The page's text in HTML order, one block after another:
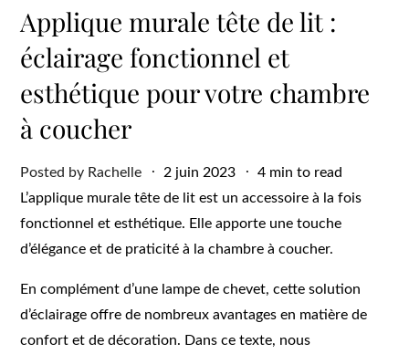
Applique murale tête de lit :
éclairage fonctionnel et
esthétique pour votre chambre
à coucher
Posted by Rachelle
Posted
on
2 juin 2023
4 min to read
L’applique murale tête de lit est un accessoire à la fois
fonctionnel et esthétique. Elle apporte une touche
d’élégance et de praticité à la chambre à coucher.
En complément d’une lampe de chevet, cette solution
d’éclairage offre de nombreux avantages en matière de
confort et de décoration. Dans ce texte, nous